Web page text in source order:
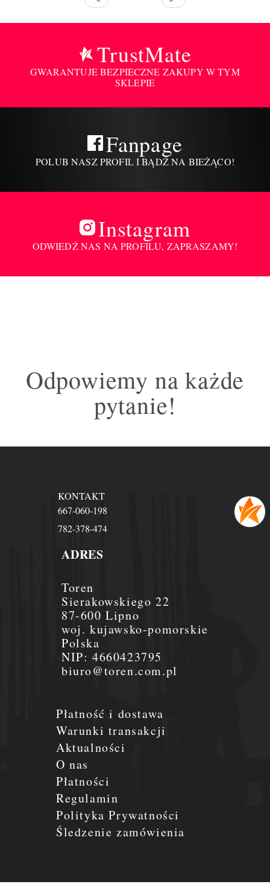
TrustMate
GWARANTUJE BEZPIECZNE ZAKUPY W TYM
SKLEPIE
Fanpage
POLUB NASZ PROFIL I BĄDŹ NA BIEŻĄCO!
Instagram
ODWIEDŹ NAS NA PROFILU, ZAPRASZAMY!
Odpowiemy na każde
pytanie!
Płatność i dostawa
Warunki transakcji
Aktualności
O nas
Płatności
Regulamin
Polityka Prywatności
Śledzenie zamówienia
ADRES
Toren
Sierakowskiego 22
87-600 Lipno
woj. kujawsko-pomorskie
Polska
NIP:4660423795
biuro@toren.com.pl
KONTAKT
667-060-198
782-378-474